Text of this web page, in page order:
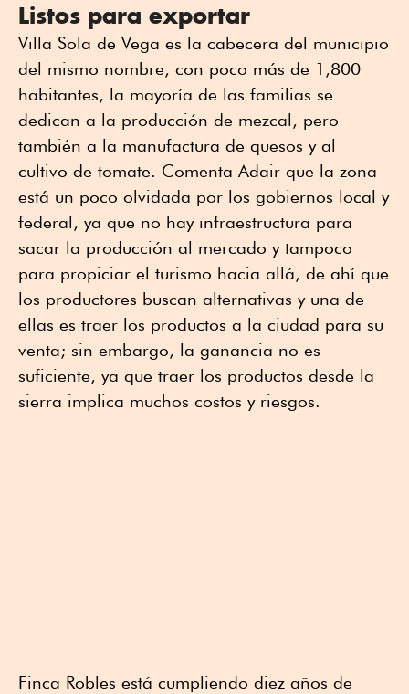
Listos para exportar
Villa Sola de Vega es la cabecera del municipio
del mismo nombre, con poco más de 1,800
habitantes, la mayoría de las familias se
dedican a la producción de mezcal, pero
también a la manufactura de quesos y al
cultivo de tomate. Comenta Adair que la zona
está un poco olvidada por los gobiernos local y
federal, ya que no hay infraestructura para
sacar la producción al mercado y tampoco
para propiciar el turismo hacia allá, de ahí que
los productores buscan alternativas y una de
ellas es traer los productos a la ciudad para su
venta; sin embargo, la ganancia no es
suficiente, ya que traer los productos desde la
sierra implica muchos costos y riesgos.
Finca Robles está cumpliendo diez años de